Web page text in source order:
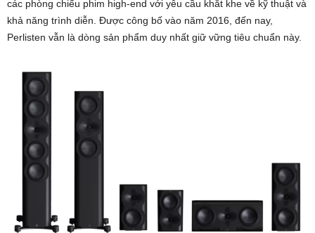
các phòng chiếu phim high-end với yêu cầu khắt khe về kỹ thuật và
khả năng trình diễn. Được công bố vào năm 2016, đến nay,
Perlisten vẫn là dòng sản phẩm duy nhất giữ vững tiêu chuẩn này.